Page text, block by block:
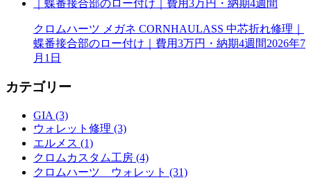
クロムハーツ メガネ CORNHAULASS 中芯折れ修理｜
蝶番接合部のロー付け｜費用3万円・納期4週間2026年7
月1日
カテゴリー
GIA (3)
ウォレット修理 (3)
エルメス (1)
クロムカスタム工房 (4)
クロムハーツ ウォレット (31)